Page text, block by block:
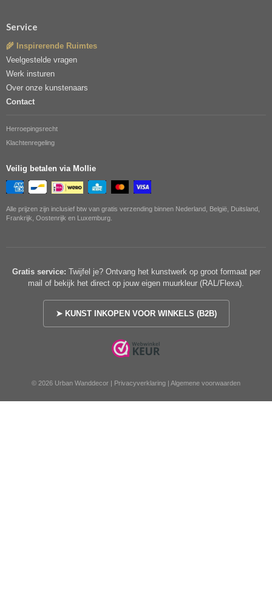
Service
🌾 Inspirerende Ruimtes
Veelgestelde vragen
Werk insturen
Over onze kunstenaars
Contact
Herroepingsrecht
Klachtenregeling
Veilig betalen via Mollie
Alle prijzen zijn inclusief btw van gratis verzending binnen Nederland, België, Duitsland,
Frankrijk, Oostenrijk en Luxemburg.
Gratis service: Twijfel je? Ontvang het kunstwerk op groot formaat per
mail of bekijk het direct op jouw eigen muurkleur (RAL/Flexa).
➤ KUNST INKOPEN VOOR WINKELS (B2B)
© 2026 Urban Wanddecor | Privacyverklaring | Algemene voorwaarden